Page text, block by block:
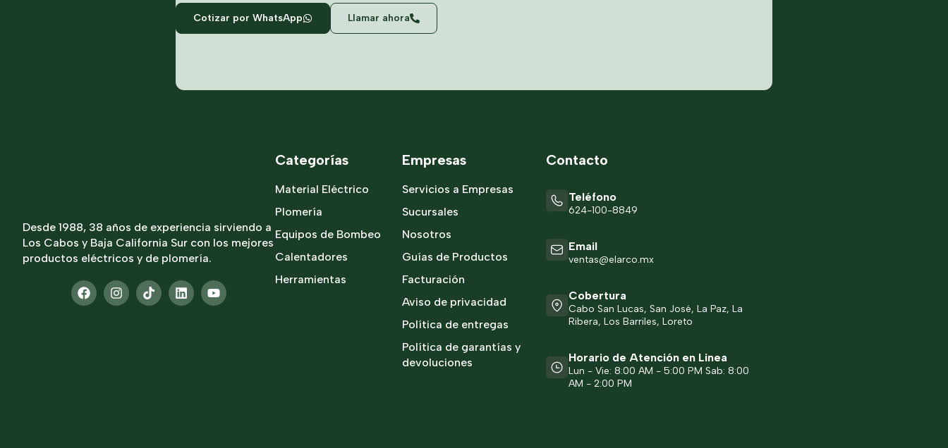
Cotizar por WhatsApp Llamar ahora
Desde 1988, 38 años de experiencia sirviendo a
Los Cabos y Baja California Sur con los mejores
productos eléctricos y de plomería.
Categorías
Material Eléctrico
Plomería
Equipos de Bombeo
Calentadores
Herramientas
Empresas
Servicios a Empresas
Sucursales
Nosotros
Guías de Productos
Facturación
Aviso de privacidad
Política de entregas
Política de garantías y
devoluciones
Contacto
Teléfono
624-100-8849
Email
ventas@elarco.mx
Cobertura
Cabo San Lucas, San José, La Paz, La
Ribera, Los Barriles, Loreto
Horario de Atención en Linea
Lun - Vie: 8:00 AM - 5:00 PM Sab: 8:00
AM - 2:00 PM